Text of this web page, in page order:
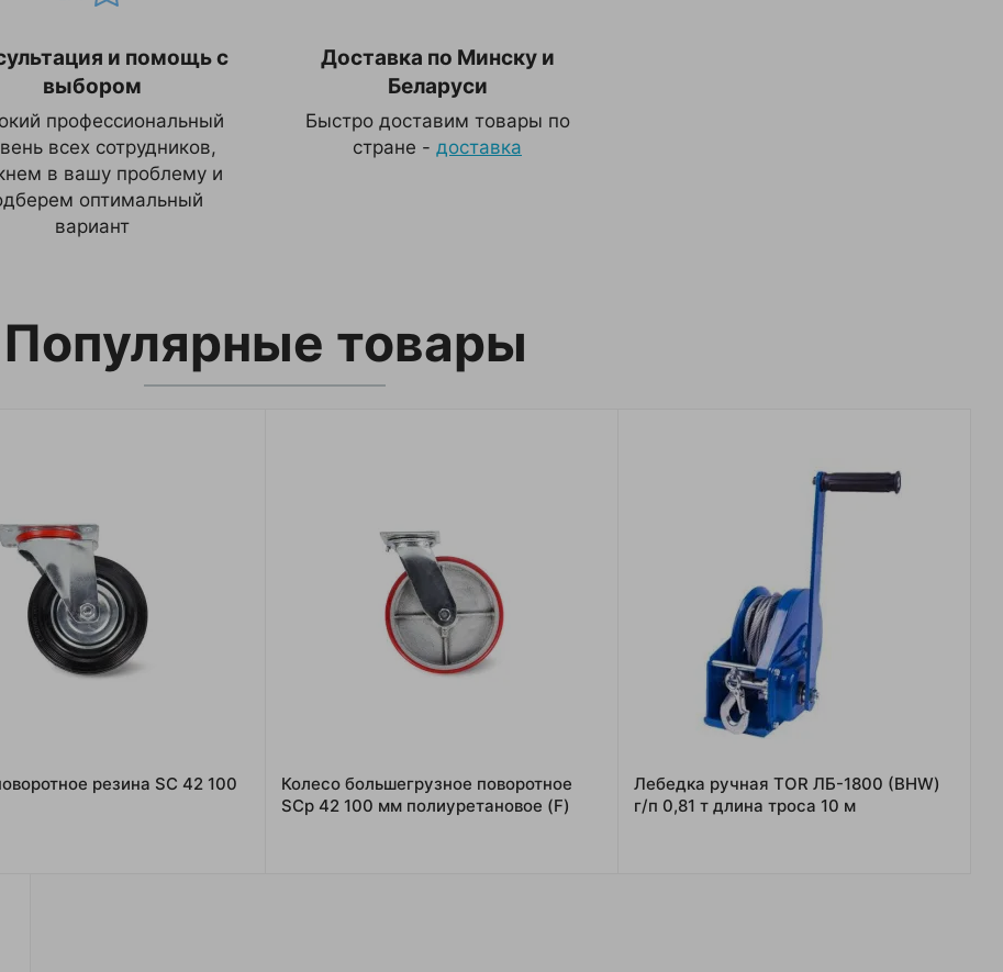
и помощь с
выбором
профессиональный
всех сотрудников,
в вашу проблему и
оптимальный
вариант
Доставка по Минску и
Беларуси
Быстро доставим товары по
стране - доставка
Популярные товары
резина SC 42 100
Колесо большегрузное поворотное
SCp 42 100 мм полиуретановое (F)
Лебедка ручная TOR ЛБ-1800 (BHW)
г/п 0,81 т длина троса 10 м